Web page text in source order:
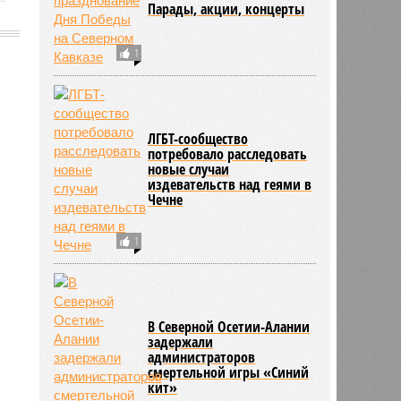
1
Парады, акции, концерты
1
ЛГБТ-сообщество
потребовало расследовать
новые случаи
издевательств над геями в
Чечне
В Северной Осетии-Алании
задержали
администраторов
смертельной игры «Синий
кит»